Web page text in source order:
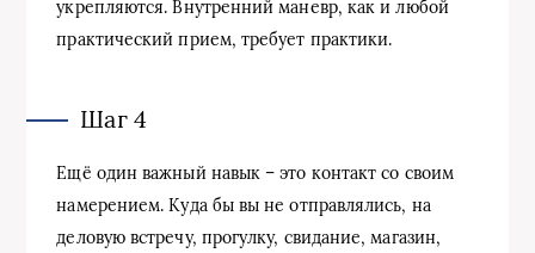
укрепляются. Внутренний маневр, как и любой
практический прием, требует практики.
Шаг 4
Ещё один важный навык – это контакт со своим
намерением. Куда бы вы не отправлялись, на
деловую встречу, прогулку, свидание, магазин,